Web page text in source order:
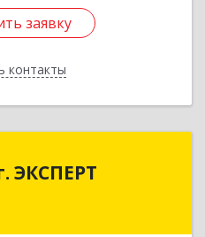
заявку
контакты
заявку
ЭКСПЕРТ
ЭКСПЕРТ
обл, Новошахтинск г,